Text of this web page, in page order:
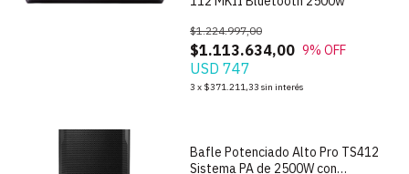
$1.113.634,00
$1.224.997,00
9% OFF
USD 747
3 x $371.211,33 sin interés
Bafle Potenciado Alto Pro TS412
Sistema PA de 2500W con